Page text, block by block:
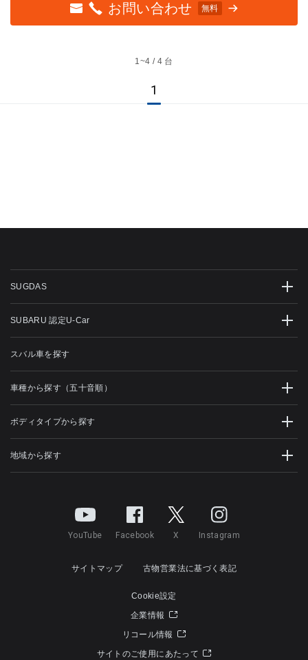
お問い合わせ 無料
1~4 / 4 台
1
SUGDAS
SUBARU 認定U-Car
スバル車を探す
車種から探す（五十音順）
ボディタイプから探す
地域から探す
YouTube Facebook X Instagram
サイトマップ 古物営業法に基づく表記
Cookie設定
企業情報
リコール情報
サイトのご使用にあたって